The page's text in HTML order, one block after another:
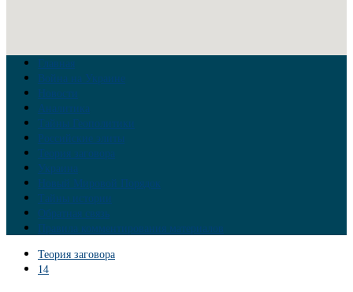
Главная
Война на Украине
Новости
Аналитика
Тайны Геополитики
Российские элиты
Теория заговора
Украина
Новый Мировой Порядок
Тайны истории
Обратная связь
Правила комментирования материалов
Теория заговора
14